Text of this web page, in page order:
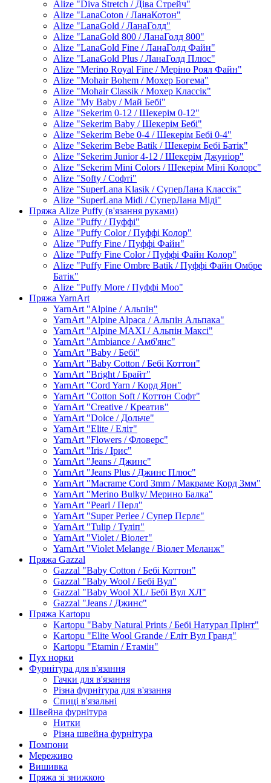
Alize "Diva Stretch / Діва Стрейч"
Alize "LanaCoton / ЛанаКотон"
Alize "LanaGold / ЛанаГолд"
Alize "LanaGold 800 / ЛанаГолд 800"
Alize "LanaGold Fine / ЛанаГолд Файн"
Alize "LanaGold Plus / ЛанаГолд Плюс"
Alize "Merino Royal Fine / Меріно Роял Файн"
Alize "Mohair Bohem / Мохер Богема"
Alize "Mohair Classik / Мохер Классік"
Alize "My Baby / Май Бебі"
Alize "Sekerim 0-12 / Шекерім 0-12"
Alize "Sekerim Baby / Шекерім Бебі"
Alize "Sekerim Bebe 0-4 / Шекерім Бебі 0-4"
Alize "Sekerim Bebe Batik / Шекерім Бебі Батік"
Alize "Sekerim Junior 4-12 / Шекерім Джуніор"
Alize "Sekerim Mini Colors / Шекерім Міні Колорс"
Alize "Softy / Софті"
Alize "SuperLana Klasik / СуперЛана Классік"
Alize "SuperLana Midi / СуперЛана Міді"
Пряжа Alize Puffy (в'язання руками)
Alize "Puffy / Пуффі"
Alize "Puffy Color / Пуффі Колор"
Alize "Puffy Fine / Пуффі Файн"
Alize "Puffy Fine Color / Пуффі Файн Колор"
Alize "Puffy Fine Ombre Batik / Пуффі Файн Омбре
Батік"
Alize "Puffy More / Пуффі Моо"
Пряжа YarnArt
YarnArt "Alpine / Альпін"
YarnArt "Alpine Alpaca / Альпін Альпака"
YarnArt "Alpine MAXI / Альпін Максі"
YarnArt "Ambiance / Амб'янс"
YarnArt "Baby / Бебі"
YarnArt "Baby Cotton / Бебі Коттон"
YarnArt "Bright / Брайт"
YarnArt "Cord Yarn / Корд Ярн"
YarnArt "Cotton Soft / Коттон Софт"
YarnArt "Creative / Креатив"
YarnArt "Dolce / Дольче"
YarnArt "Elite / Еліт"
YarnArt "Flowers / Фловерс"
YarnArt "Iris / Ірис"
YarnArt "Jeans / Джинс"
YarnArt "Jeans Plus / Джинс Плюс"
YarnArt "Macrame Cord 3mm / Макраме Корд 3мм"
YarnArt "Merino Bulky/ Мерино Балка"
YarnArt "Pearl / Перл"
YarnArt "Super Perlee / Супер Пєрлє"
YarnArt "Tulip / Туліп"
YarnArt "Violet / Віолет"
YarnArt "Violet Melange / Віолет Меланж"
Пряжа Gazzal
Gazzal "Baby Cotton / Бебі Коттон"
Gazzal "Baby Wool / Бебі Вул"
Gazzal "Baby Wool XL/ Бебі Вул ХЛ"
Gazzal "Jeans / Джинс"
Пряжа Kartopu
Kartopu "Baby Natural Prints / Бебі Натурал Прінт"
Kartopu "Elite Wool Grande / Еліт Вул Гранд"
Kartopu "Etamin / Етамін"
Пух норки
Фурнітура для в'язання
Гачки для в'язання
Різна фурнітура для в'язання
Спиці в'язальні
Швейна фурнітура
Нитки
Різна швейна фурнітура
Помпони
Мереживо
Вишивка
Пряжа зі знижкою